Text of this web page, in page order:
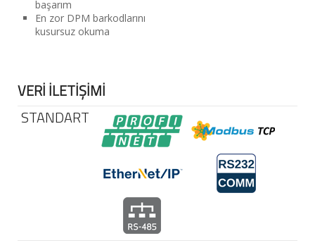
başarım
En zor DPM barkodlarını
kusursuz okuma
VERİ İLETİŞİMİ
STANDART